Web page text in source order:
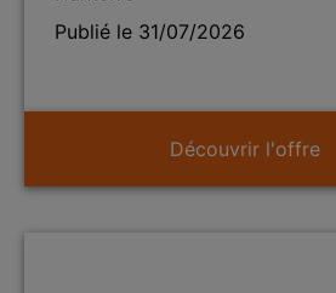
Publié le 31/07/2026
Découvrir l'offre